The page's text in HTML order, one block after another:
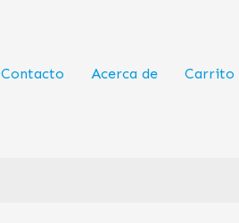
Contacto Acerca de Carrito